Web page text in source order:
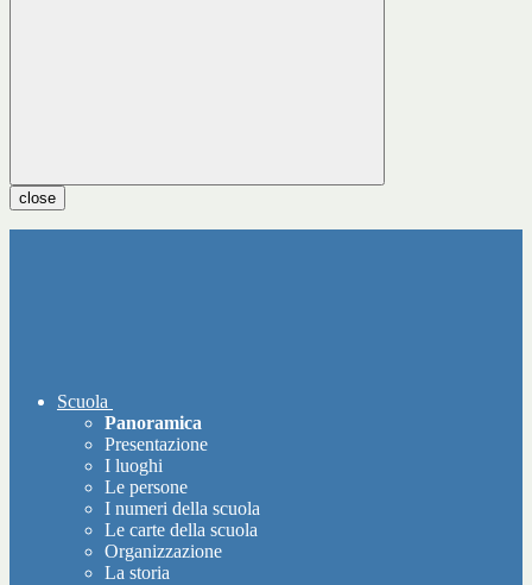
close
Scuola
Panoramica
Presentazione
I luoghi
Le persone
I numeri della scuola
Le carte della scuola
Organizzazione
La storia